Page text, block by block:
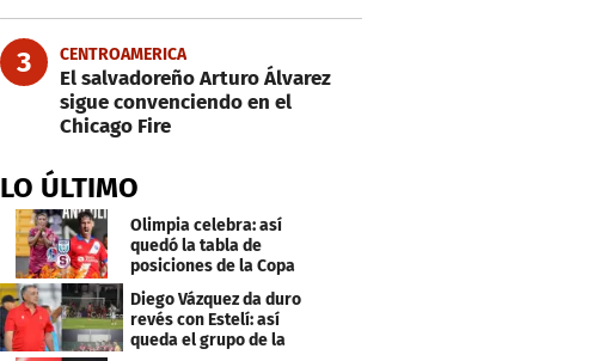
3 CENTROAMERICA
El salvadoreño Arturo Álvarez
sigue convenciendo en el
Chicago Fire
LO ÚLTIMO
Olimpia celebra: así
quedó la tabla de
posiciones de la Copa
Centroamericana
Diego Vázquez da duro
revés con Estelí: así
queda el grupo de la